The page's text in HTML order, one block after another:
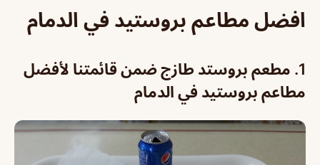
افضل مطاعم بروستيد في الدمام
1. مطعم بروستد طازج ضمن قائمتنا لأفضل
مطاعم بروستيد في الدمام